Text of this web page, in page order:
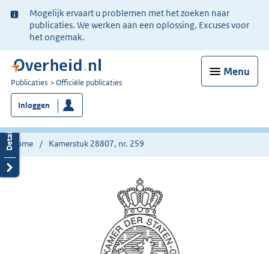
Ter
informatie:
Mogelijk ervaart u problemen met het zoeken naar
publicaties. We werken aan een oplossing. Excuses voor
het ongemak.
Menu
U
bent
nu
hier:
Publicaties Officiële publicaties
Inloggen
Home Kamerstuk 28807, nr. 259